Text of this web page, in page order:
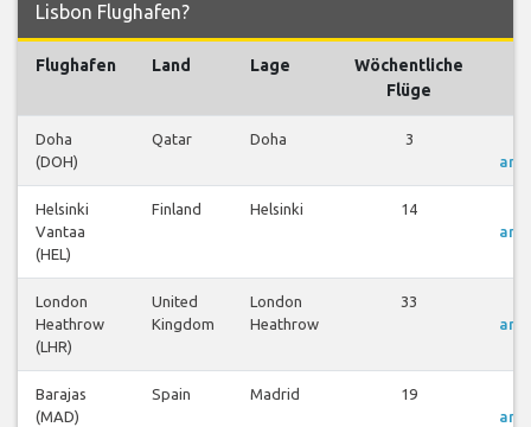
Lisbon Flughafen?
Flughafen Land Lage
Wöchentliche
Flüge
Doha
(DOH)
Qatar Doha 3
Helsinki
Vantaa
(HEL)
Finland Helsinki 14
London
Heathrow
(LHR)
United
Kingdom
London
Heathrow
33
Barajas
(MAD)
Spain Madrid 19